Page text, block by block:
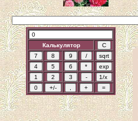
Калькулятор